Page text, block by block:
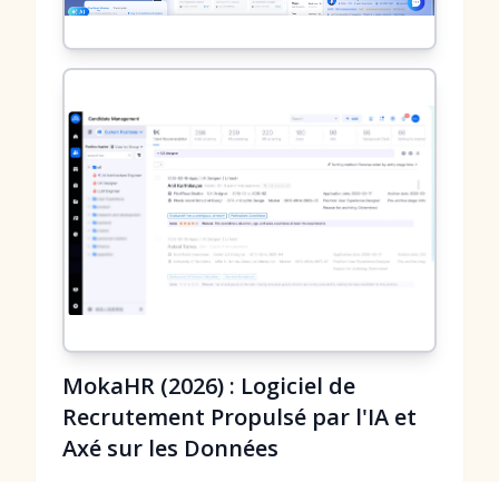
MokaHR (2026) : Logiciel de
Recrutement Propulsé par l'IA et
Axé sur les Données